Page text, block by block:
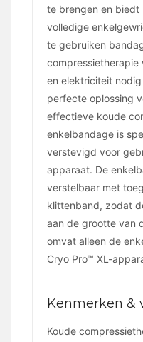
te brengen en biedt
volledige
te gebruiken
compressietherapie
en elektriciteit
perfecte oplossing
effectieve koude
enkelbandage is
verstevigd voor
apparaat. De
verstelbaar met
klittenband, zodat
aan de grootte van
omvat alleen de
Cryo Pro™ XL-
Kenmerken &
Koude